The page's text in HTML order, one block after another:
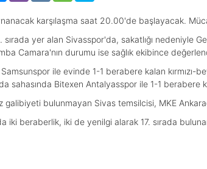
karşılaşma saat 20.00'de başlayacak.
sırada yer alan Sivasspor'da, sakatlığı nedeniyle
Camara'nın durumu ise sağlık ekibince
ile evinde 1-1 berabere kalan
sahasında Bitexen Antalyasspor ile 1-1
galibiyeti bulunmayan Sivas temsilcisi, MKE
iki beraberlik, iki de yenilgi alarak 17. sırada